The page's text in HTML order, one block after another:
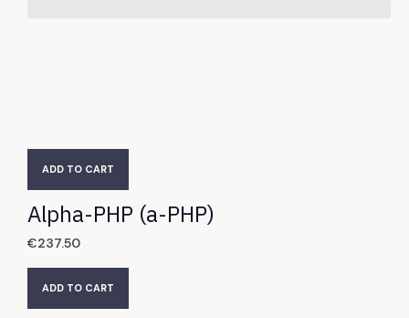
ADD TO CART
Alpha-PHP (a-PHP)
€237.50
ADD TO CART